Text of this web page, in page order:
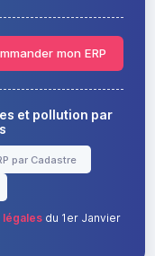
mon ERP
et pollution par
par Cadastre
légalesdu 1er Janvier